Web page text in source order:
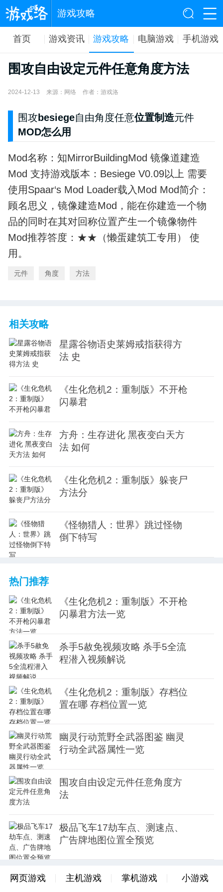
游戏攻略
首页 游戏资讯 游戏攻略 电脑游戏 手机游戏
围攻自由设定元件任意角度方法
2024-12-13 来源：网络 作者：游戏洛
围攻besiege自由角度任意位置制造元件
MOD怎么用
Mod名称：知MirrorBuildingMod 镜像道建造
Mod 支持游戏版本：Besiege V0.09以上 需要
使用Spaar‘s Mod Loader载入Mod Mod简介：
顾名思义，镜像建造Mod，能在你建造一个物
品的同时在其对回称位置产生一个镜像物件
Mod推荐答度：★★（懒蛋建筑工专用） 使
用。
元件 角度 方法
相关攻略
星露谷物语史莱姆戒指获得方
法 史
《生化危机2：重制版》不开枪
闪暴君
方舟：生存进化 黑夜变白天方
法 如何
《生化危机2：重制版》躲丧尸
方法分
《怪物猎人：世界》跳过怪物
倒下特写
热门推荐
《生化危机2：重制版》不开枪
闪暴君方法一览
杀手5赦免视频攻略 杀手5全流
程潜入视频解说
《生化危机2：重制版》存档位
置在哪 存档位置一览
幽灵行动荒野全武器图鉴 幽灵
行动全武器属性一览
围攻自由设定元件任意角度方
法
极品飞车17劫车点、测速点、
广告牌地图位置全预览
网页游戏 主机游戏 掌机游戏 小游戏